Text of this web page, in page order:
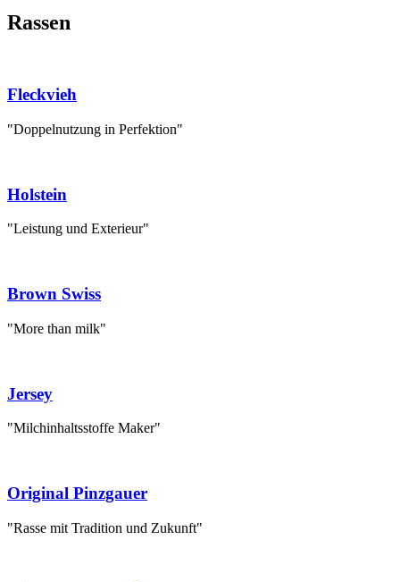
Rassen
Fleckvieh
"Doppelnutzung in Perfektion"
Holstein
"Leistung und Exterieur"
Brown Swiss
"More than milk"
Jersey
"Milchinhaltsstoffe Maker"
Original Pinzgauer
"Rasse mit Tradition und Zukunft"